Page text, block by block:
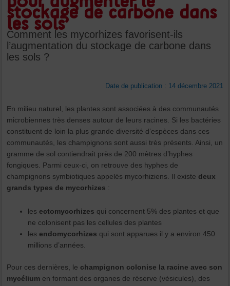
stockage de carbone dans
les sols
Comment les mycorhizes favorisent-ils
l’augmentation du stockage de carbone dans
les sols ?
Date de publication : 14 décembre 2021
En milieu naturel, les plantes sont associées à des communautés
microbiennes très denses autour de leurs racines. Si les bactéries
constituent de loin la plus grande diversité d’espèces dans ces
communautés, les champignons sont aussi très présents. Ainsi, un
gramme de sol contiendrait près de 200 mètres d’hyphes
fongiques. Parmi ceux-ci, on retrouve des hyphes de
champignons symbiotiques appelés mycorhiziens. Il existe deux
grands types de mycorhizes :
les ectomycorhizes qui concernent 5% des plantes et que
ne colonisent pas les cellules des plantes
les endomycorhizes qui sont apparues il y a environ 450
millions d’années.
Pour ces dernières, le champignon colonise la racine avec son
mycélium en formant des organes de réserve (vésicules), des